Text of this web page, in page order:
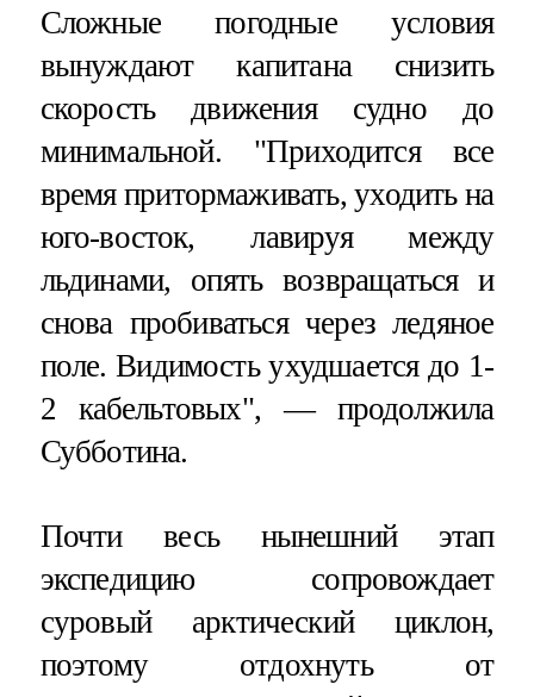
Сложные погодные условия
вынуждают капитана снизить
скорость движения судно до
минимальной. "Приходится все
время притормаживать, уходить на
юго-восток, лавируя между
льдинами, опять возвращаться и
снова пробиваться через ледяное
поле. Видимость ухудшается до 1-
2 кабельтовых", — продолжила
Субботина.
Почти весь нынешний этап
экспедицию сопровождает
суровый арктический циклон,
поэтому отдохнуть от